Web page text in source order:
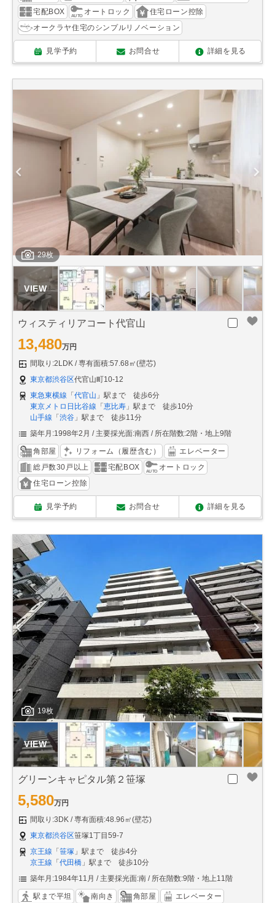
宅配BOX
オートロック
住宅ローン控除
オークラヤ住宅のシンプルリノベーション
見学予約 お問合せ 詳細を見る
29枚
ウィスティリアコート代官山
13,480万円
間取り:2LDK
専有面積:57.68㎡(壁芯)
東京都渋谷区代官山町10-12
東急東横線 「 代官山 」駅まで 徒歩6分
東京メトロ日比谷線 「 恵比寿 」駅まで 徒歩10分
山手線 「 渋谷 」駅まで 徒歩11分
築年月:1998年2月
主要採光面:南西 所在階数:2階・地上9階
角部屋 リフォーム（履歴含む）
エレベーター
総戸数30戸以上
宅配BOX
オートロック
住宅ローン控除
見学予約 お問合せ 詳細を見る
19枚
グリーンキャピタル第２笹塚
5,580万円
間取り:3DK
専有面積:48.96㎡(壁芯)
東京都渋谷区笹塚1丁目59-7
京王線 「笹塚 」駅まで 徒歩4分
京王線 「代田橋 」駅まで 徒歩10分
築年月:1984年11月
主要採光面:南 所在階数:9階・地上11階
駅まで平坦 南向き 角部屋
エレベーター